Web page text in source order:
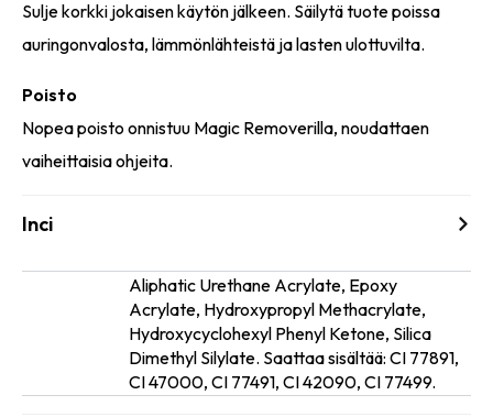
Sulje korkki jokaisen käytön jälkeen. Säilytä tuote poissa
auringonvalosta, lämmönlähteistä ja lasten ulottuvilta.
Poisto
Nopea poisto onnistuu Magic Removerilla, noudattaen
vaiheittaisia ohjeita.
Inci
Aliphatic Urethane Acrylate, Epoxy
Acrylate, Hydroxypropyl Methacrylate,
Hydroxycyclohexyl Phenyl Ketone, Silica
Dimethyl Silylate. Saattaa sisältää: CI 77891,
CI 47000, CI 77491, CI 42090, CI 77499.